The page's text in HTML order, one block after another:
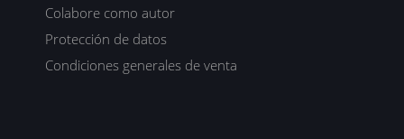
Colabore como autor
Protección de datos
Condiciones generales de venta